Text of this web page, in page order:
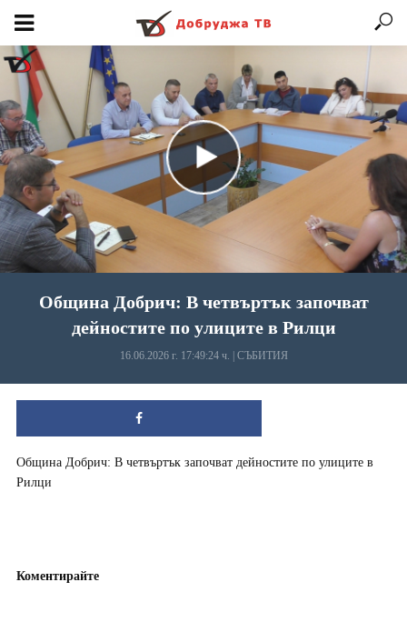
Община Добрич: В четвъртък започват
дейностите по улиците в Рилци
16.06.2026 г. 17:49:24 ч. СЪБИТИЯ
Община Добрич: В четвъртък започват дейностите по улиците в
Рилци
Коментирайте